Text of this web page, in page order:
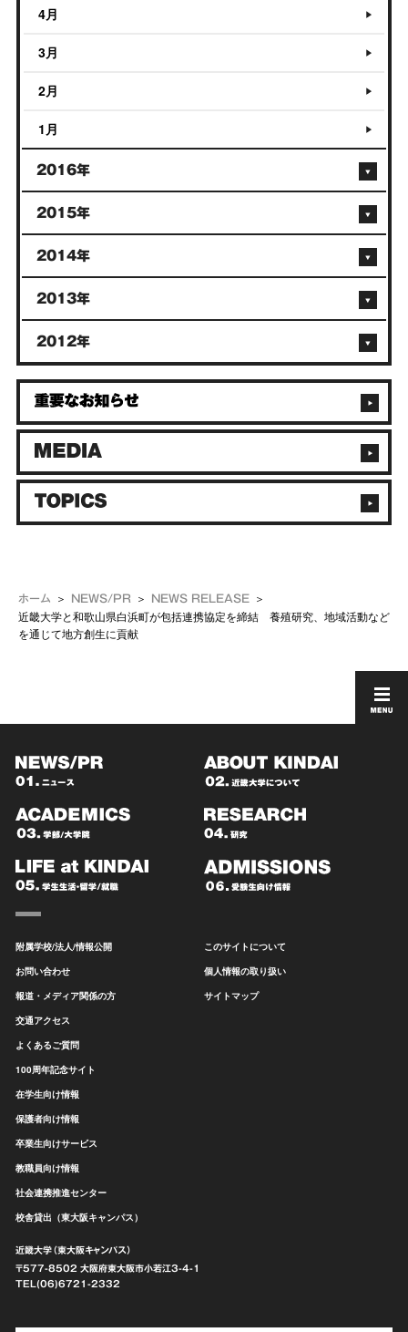
ホーム NEWS/PR NEWS RELEASE
近畿大学と和歌山県白浜町が包括連携協定を締結 養殖研究、地域活動など
を通じて地方創生に貢献
4月
3月
2月
1月
2016年
2015年
2014年
2013年
2012年
附属学校/法人/情報公開
お問い合わせ
報道・メディア関係の方
交通アクセス
よくあるご質問
100周年記念サイト
在学生向け情報
保護者向け情報
卒業生向けサービス
教職員向け情報
社会連携推進センター
校舎貸出（東大阪キャンパス）
このサイトについて
個人情報の取り扱い
サイトマップ
近畿大学（東大阪キャンパス）
〒577-8502 大阪府東大阪市小若江3-4-1
TEL(06)6721-2332